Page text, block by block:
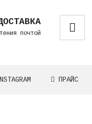
почтой
ПРАЙС